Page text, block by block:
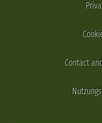
Contact